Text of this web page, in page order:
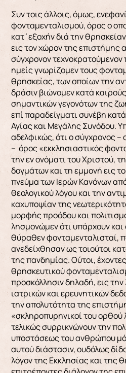
Συν τοις άλλοις, όμως,
φονταμενταλισμού, όρος ο
κατ᾽ εξοχήν διά την
εις τον χώρον της επιστήμης
σύγχρονον τεχνοκρατούμενον
ημείς γνωρίζομεν τους
θρησκείας, των οποίων την
δράσιν βιώνομεν κατά
σημαντικών γεγονότων της
επί παραδείγματι συνέβη
Αγίας και Μεγάλης Συνόδου.
αδελφικώς, ότι ο σύγχρονος –
– όρος «εκκλησιαστικός
την εν ονόματι του Χριστού,
δογμάτων και τη εμμονή εις
πνεύμα των Ιερών Κανόνων
θεολογικού λόγου και την
καχυποψίαν της
μορφής προόδου και
λησμονώμεν ότι υπάρχουν και
θύραθεν φονταμενταλισταί,
ανεδείχθησαν ως τοιούτοι
της πανδημίας. Ούτοι,
θρησκευτικού
προσκόλλησιν δηλαδή, εις την
ιατρικών και ερευνητικών
την απολυτότητα της
«σκληροπυρηνικοί του ορθού
τελικώς συρρικνώνουν την
υποστάσεως του ανθρώπου
αυτού διάστασιν, ουδόλως
λόγον της Εκκλησίας και της